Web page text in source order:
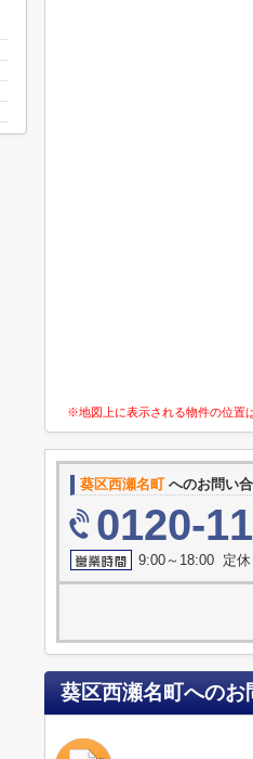
※地図上に表示される物件の位置
葵区西瀬名町へのお問い
0120-
9:00～18:00 定休
葵区西瀬名町へのお